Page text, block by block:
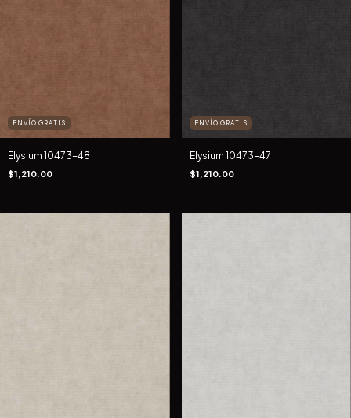
ENVÍO GRATIS
Elysium 10473-48
$1,210.00
ENVÍO GRATIS
Elysium 10473-47
$1,210.00